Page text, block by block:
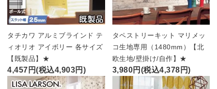
タチカワ アルミブラインド テ
ィオリオ アイボリー 各サイズ
【既製品】★
4,457円(税込4,903円)
タペストリーキット マリメッ
コ生地専用（1480mm）【北
欧生地/壁掛け/自作】★
3,980円(税込4,378円)